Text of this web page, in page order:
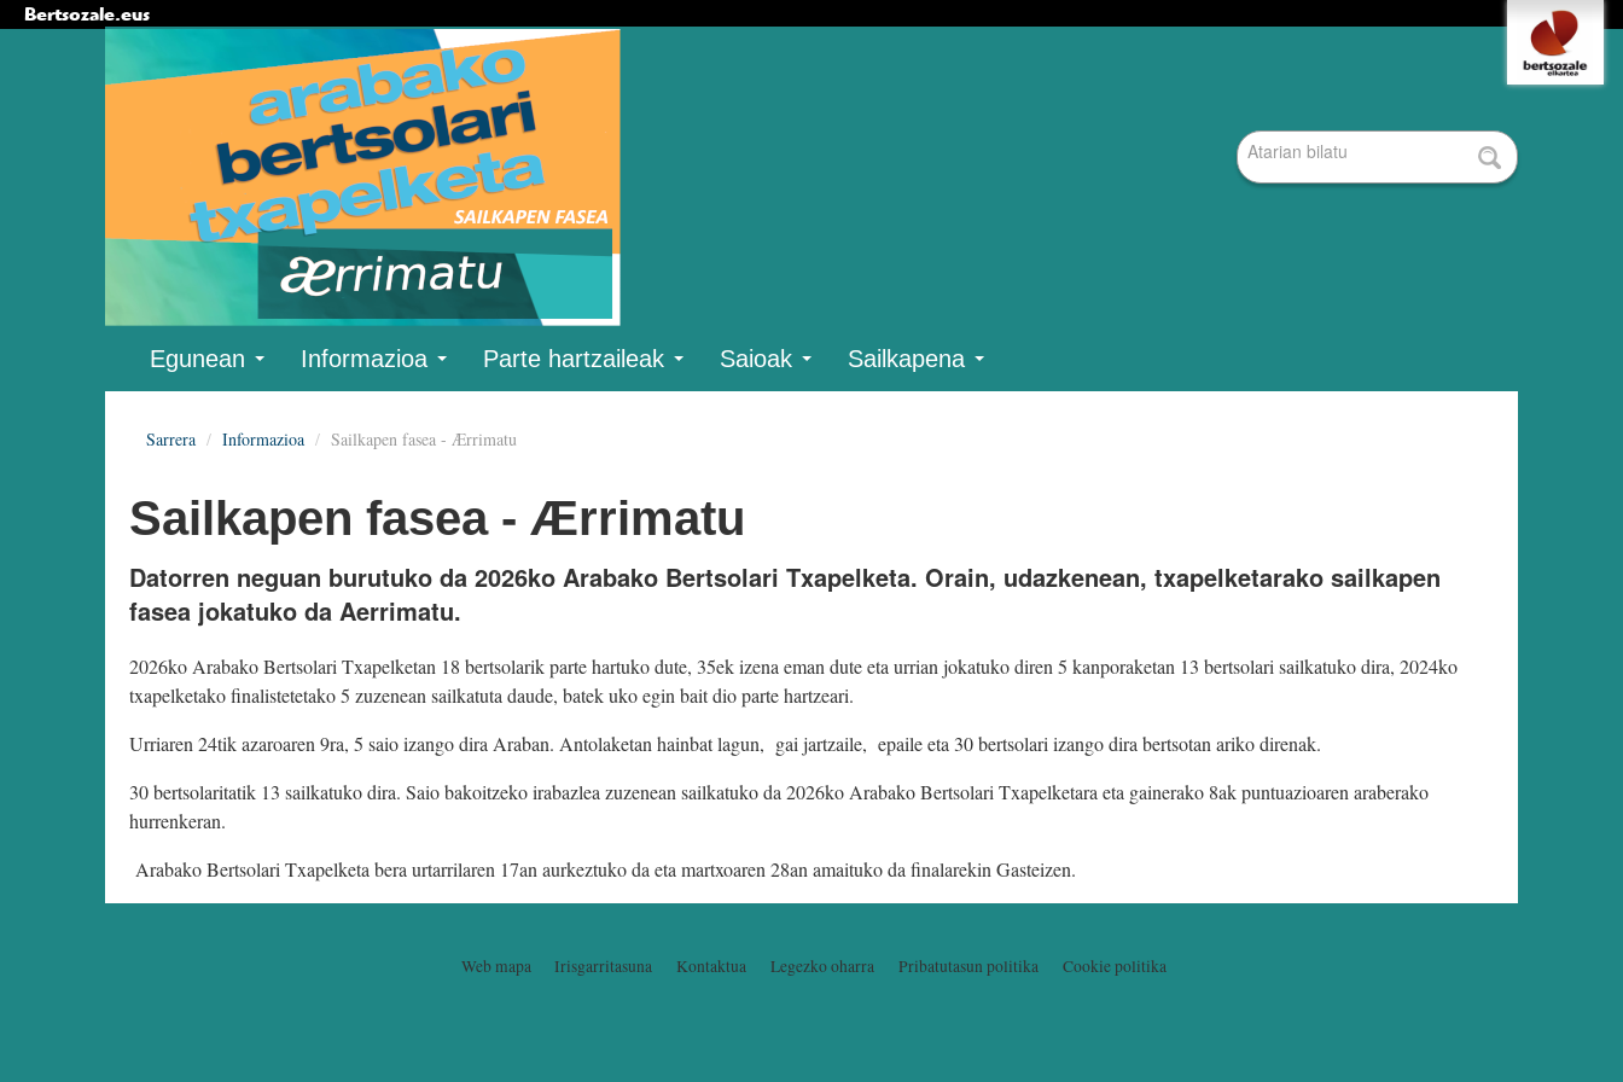
Bertsozale.eus
nabigazioara
pertsonalak
Bilatu atarian
Egunean Informazioa Parte hartzaileak Saioak Sailkapena
Sarrera / Informazioa / Sailkapen fasea - Ærrimatu
Sailkapen fasea - Ærrimatu
Datorren neguan burutuko da 2026ko Arabako Bertsolari Txapelketa. Orain, udazkenean, txapelketarako sailkapen
fasea jokatuko da Aerrimatu.
2026ko Arabako Bertsolari Txapelketan 18 bertsolarik parte hartuko dute, 35ek izena eman dute eta urrian jokatuko diren 5 kanporaketan 13 bertsolari sailkatuko dira, 2024ko
txapelketako finalistetetako 5 zuzenean sailkatuta daude, batek uko egin bait dio parte hartzeari.
Urriaren 24tik azaroaren 9ra, 5 saio izango dira Araban. Antolaketan hainbat lagun, gai jartzaile, epaile eta 30 bertsolari izango dira bertsotan ariko direnak.
30 bertsolaritatik 13 sailkatuko dira. Saio bakoitzeko irabazlea zuzenean sailkatuko da 2026ko Arabako Bertsolari Txapelketara eta gainerako 8ak puntuazioaren araberako
hurrenkeran.
Arabako Bertsolari Txapelketa bera urtarrilaren 17an aurkeztuko da eta martxoaren 28an amaituko da finalarekin Gasteizen.
Web mapa Irisgarritasuna Kontaktua Legezko oharra Pribatutasun politika Cookie politika